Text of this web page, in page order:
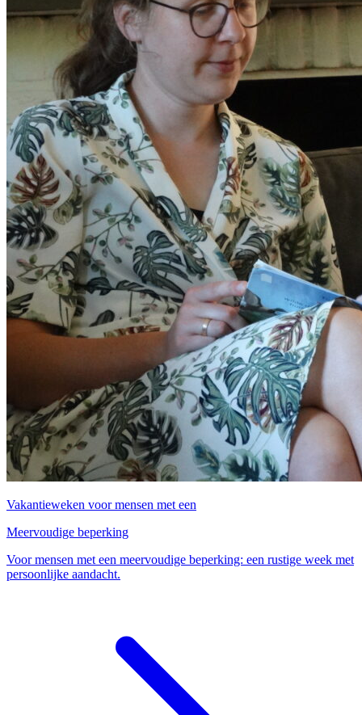
Vakantieweken voor mensen met een
Meervoudige beperking
Voor mensen met een meervoudige beperking: een rustige week met
persoonlijke aandacht.